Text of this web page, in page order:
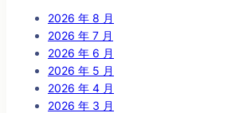
2026 年 8 月
2026 年 7 月
2026 年 6 月
2026 年 5 月
2026 年 4 月
2026 年 3 月